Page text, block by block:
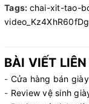
Tags: chai-xit-tao-
video_Kz4XhR60fDg
BÀI VIẾT
- Cửa hàng bán
- Review vệ sinh